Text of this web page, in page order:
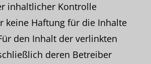
inhaltlicher Kontrolle
keine Haftung für die Inhalte
den Inhalt der verlinkten
deren Betreiber